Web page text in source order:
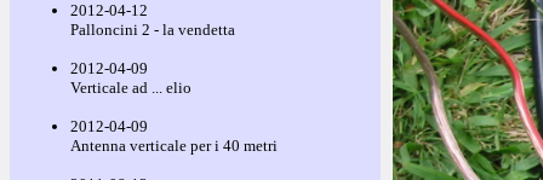
2012-04-12
Palloncini 2 - la vendetta
2012-04-09
Verticale ad ... elio
2012-04-09
Antenna verticale per i 40 metri